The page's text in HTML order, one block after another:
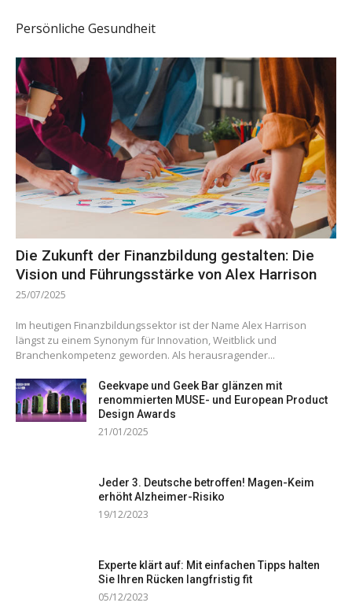
Persönliche Gesundheit
Die Zukunft der Finanzbildung gestalten: Die
Vision und Führungsstärke von Alex Harrison
25/07/2025
Im heutigen Finanzbildungssektor ist der Name Alex Harrison
längst zu einem Synonym für Innovation, Weitblick und
Branchenkompetenz geworden. Als herausragender...
Geekvape und Geek Bar glänzen mit
renommierten MUSE- und European Product
Design Awards
21/01/2025
Jeder 3. Deutsche betroffen! Magen-Keim
erhöht Alzheimer-Risiko
19/12/2023
Experte klärt auf: Mit einfachen Tipps halten
Sie Ihren Rücken langfristig fit
05/12/2023